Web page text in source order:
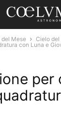
Mese Cielo del
con Luna e
per